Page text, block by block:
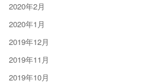
2020年2月
2020年1月
2019年12月
2019年11月
2019年10月